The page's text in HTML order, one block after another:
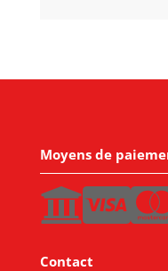
Moyens de
Contact